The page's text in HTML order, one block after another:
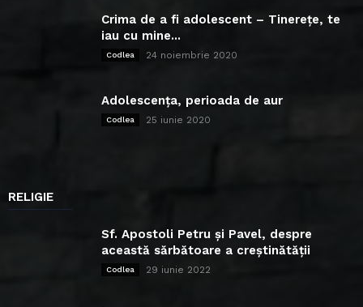
Crima de a fi adolescent – Tinerețe, te
iau cu mine...
Codlea 24 noiembrie 2020
Adolescența, perioada de aur
Codlea 25 iunie 2020
RELIGIE
Sf. Apostoli Petru și Pavel, despre
această sărbătoare a creștinătății
Codlea 29 iunie 2022